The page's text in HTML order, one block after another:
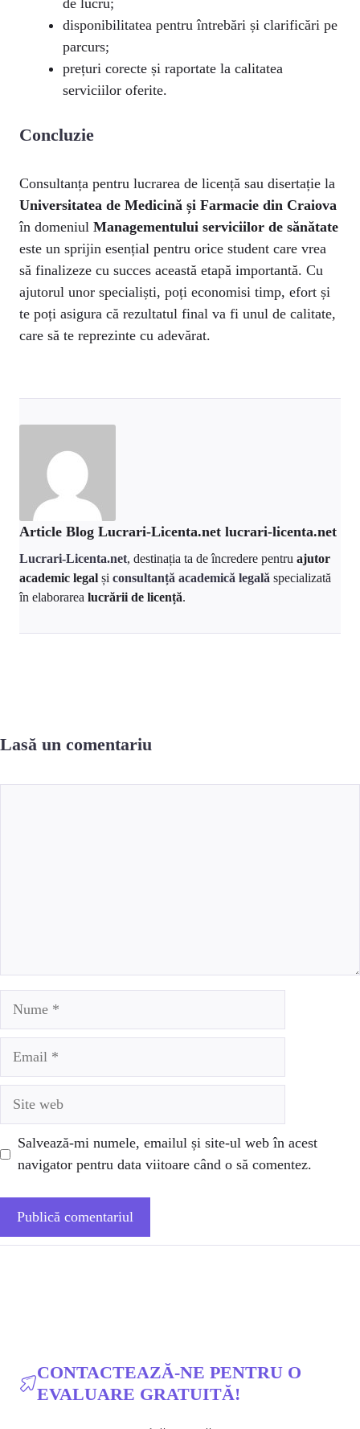
de lucru;
disponibilitatea pentru întrebări și clarificări pe
parcurs;
prețuri corecte și raportate la calitatea
serviciilor oferite.
Concluzie
Consultanța pentru lucrarea de licență sau disertație la
Universitatea de Medicină și Farmacie din Craiova
în domeniul Managementului serviciilor de sănătate
este un sprijin esențial pentru orice student care vrea
să finalizeze cu succes această etapă importantă. Cu
ajutorul unor specialiști, poți economisi timp, efort și
te poți asigura că rezultatul final va fi unul de calitate,
care să te reprezinte cu adevărat.
Article Blog Lucrari-Licenta.net lucrari-licenta.net
Lucrari-Licenta.net, destinația ta de încredere pentru ajutor
academic legal și consultanță academică legală specializată
în elaborarea lucrării de licență.
Lasă un comentariu
Salvează-mi numele, emailul și site-ul web în acest
navigator pentru data viitoare când o să comentez.
CONTACTEAZĂ-NE PENTRU O
EVALUARE GRATUITĂ!